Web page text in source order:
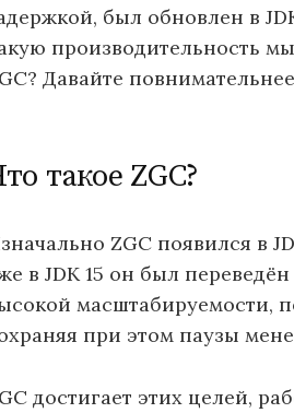
был обновлен в
производительность
Давайте
такое ZGC?
ZGC появился в
в JDK 15 он был
масштабируемости,
при этом паузы
достигает этих целей,